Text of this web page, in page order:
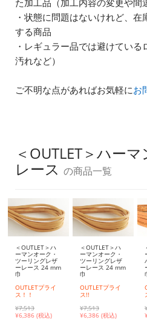
た加工品（加工内容の変更や間
・状態に問題はないけれど、
する商品
・レギュラー品では避けてい
汚れなど）
ご不明な点があればお気軽にお
＜OUTLET＞ハー
レース の商品一覧
＜OUTLET＞ハ
ーマンオーク・
ツーリングレザ
ーレース 24 mm
巾
OUTLETプライ
ス！！
¥7,513
¥6,386 (税込)
＜OUTLET＞ハ
ーマンオーク・
ツーリングレザ
ーレース 24 mm
巾
OUTLETプライ
ス!!
¥7,513
¥6,386 (税込)